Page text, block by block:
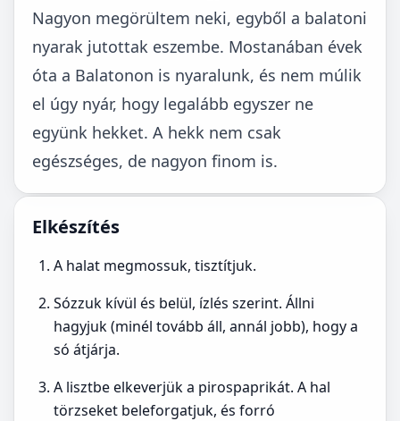
Nagyon megörültem neki, egyből a balatoni
nyarak jutottak eszembe. Mostanában évek
óta a Balatonon is nyaralunk, és nem múlik
el úgy nyár, hogy legalább egyszer ne
együnk hekket. A hekk nem csak
egészséges, de nagyon finom is.
Elkészítés
A halat megmossuk, tisztítjuk.
Sózzuk kívül és belül, ízlés szerint. Állni
hagyjuk (minél tovább áll, annál jobb), hogy a
só átjárja.
A lisztbe elkeverjük a pirospaprikát. A hal
törzseket beleforgatjuk, és forró